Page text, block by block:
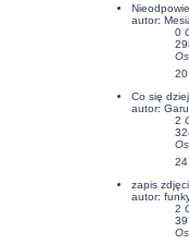
autor:
0
Co się
autor: Garu
2
zapis
autor:
2